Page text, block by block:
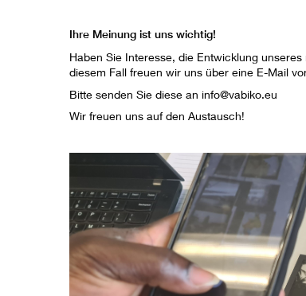
Ihre Meinung ist uns wichtig!
Haben Sie Interesse, die Entwicklung
diesem Fall freuen wir uns über eine E-Mail
Bitte senden Sie diese an info@vabiko.eu
Wir freuen uns auf den Austausch!